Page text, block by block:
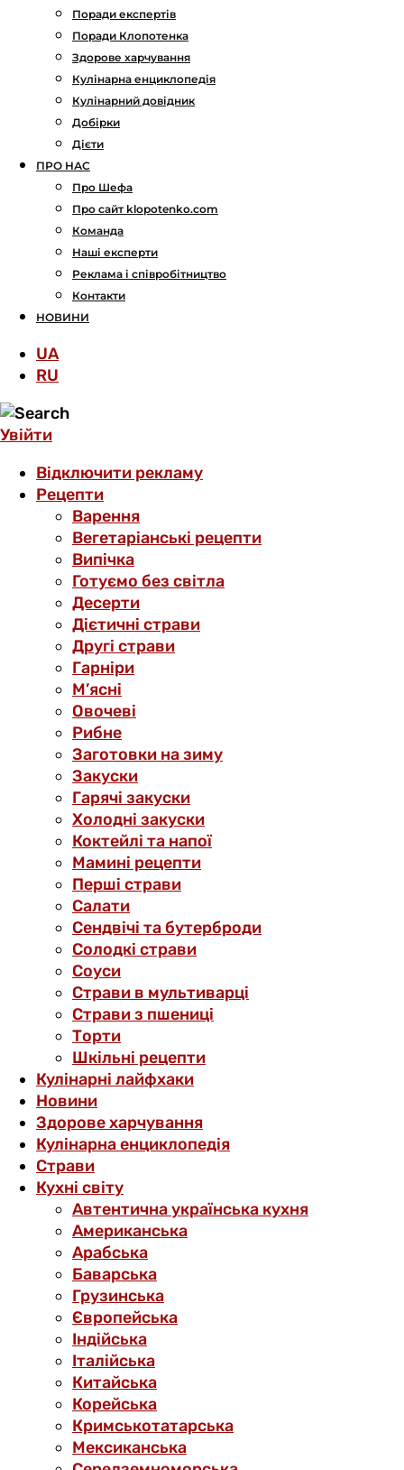
Поради експертів
Поради Клопотенка
Здорове харчування
Кулінарна енциклопедія
Кулінарний довідник
Добірки
Дієти
ПРО НАС
Про Шефа
Про сайт klopotenko.com
Команда
Наші експерти
Реклама і співробітництво
Контакти
НОВИНИ
UA
RU
Увійти
Відключити рекламу
Рецепти
Варення
Вегетаріанські рецепти
Випічка
Готуємо без світла
Десерти
Дієтичні страви
Другі страви
Гарніри
М’ясні
Овочеві
Рибне
Заготовки на зиму
Закуски
Гарячі закуски
Холодні закуски
Коктейлі та напої
Мамині рецепти
Перші страви
Салати
Сендвічі та бутерброди
Солодкі страви
Соуси
Страви в мультиварці
Страви з пшениці
Торти
Шкільні рецепти
Кулінарні лайфхаки
Новини
Здорове харчування
Кулінарна енциклопедія
Страви
Кухні світу
Автентична українська кухня
Американська
Арабська
Баварська
Грузинська
Європейська
Індійська
Італійська
Китайська
Корейська
Кримськотатарська
Мексиканська